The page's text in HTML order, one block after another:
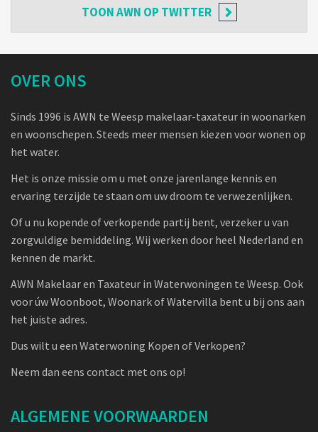
TOONAWN OP TWITTER
OVER ONS
Sinds 1996 is AWN te Weesp makelaar-taxateur in woonarken
en woonschepen. Steeds meer mensen kiezen voor wonen op
het water.
Het is onze missie om u met onze jarenlange kennis en
ervaring terzijde te staan om uw droom te verwezenlijken.
Of u nu kopende of verkopende partij bent, verzeker u van
zorgvuldige bemiddeling. Wij werken door heel Nederland en
kennen de markt.
AWN Makelaar en Taxateur in Waterwoningen te Weesp. Ook
voor úw Woonboot, Woonark of Watervilla bent u bij ons aan
het juiste adres.
Dus wilt u een Waterwoning Kopen of Verkopen?
Neem dan eens contact met ons op!
ALGEMENE VOORWAARDEN